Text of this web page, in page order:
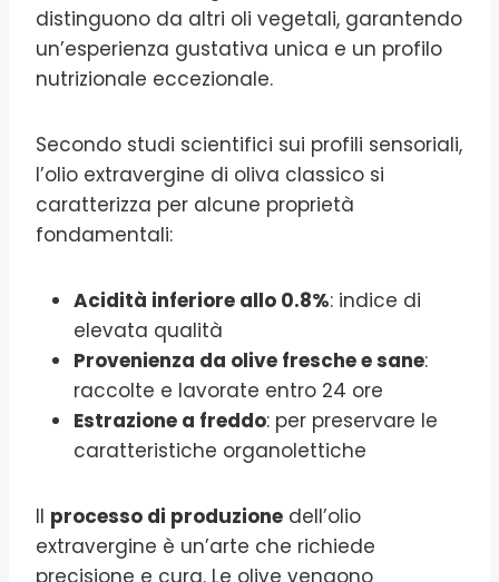
distinguono da altri oli vegetali, garantendo
un’esperienza gustativa unica e un profilo
nutrizionale eccezionale.
Secondo studi scientifici sui profili sensoriali,
l’olio extravergine di oliva classico si
caratterizza per alcune proprietà
fondamentali:
Acidità inferiore allo 0.8%: indice di
elevata qualità
Provenienza da olive fresche e sane:
raccolte e lavorate entro 24 ore
Estrazione a freddo: per preservare le
caratteristiche organolettiche
Il processo di produzione dell’olio
extravergine è un’arte che richiede
precisione e cura. Le olive vengono